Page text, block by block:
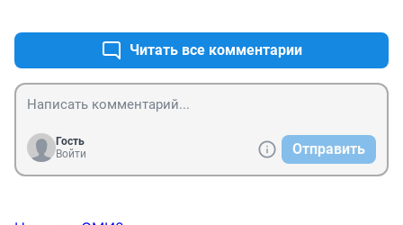
Читать все комментарии
Гость
Войти
Отправить